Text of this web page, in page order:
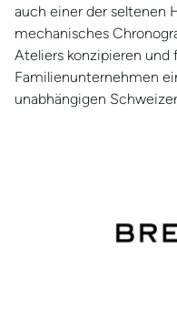
auch einer der seltenen
mechanisches
Ateliers konzipieren und
Familienunternehmen
unabhängigen